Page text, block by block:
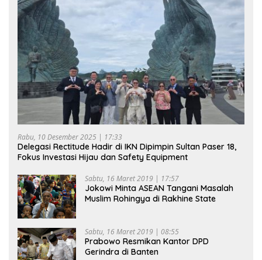
Rabu, 10 Desember 2025 | 17:33
Delegasi Rectitude Hadir di IKN Dipimpin Sultan Paser 18,
Fokus Investasi Hijau dan Safety Equipment
Sabtu, 16 Maret 2019 | 17:57
Jokowi Minta ASEAN Tangani Masalah
Muslim Rohingya di Rakhine State
Sabtu, 16 Maret 2019 | 08:55
Prabowo Resmikan Kantor DPD
Gerindra di Banten